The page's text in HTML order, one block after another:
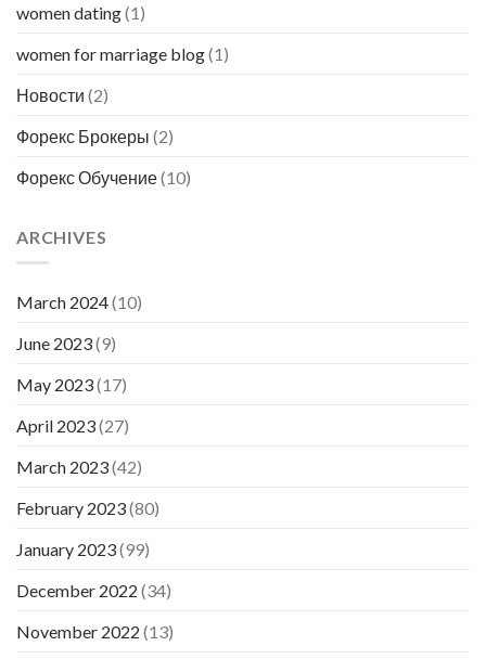
women dating(1)
women for marriage blog(1)
Новости (2)
Форекс Брокеры (2)
Форекс Обучение(10)
ARCHIVES
March 2024(10)
June 2023(9)
May 2023(17)
April 2023(27)
March 2023(42)
February 2023(80)
January 2023(99)
December 2022 (34)
November 2022 (13)